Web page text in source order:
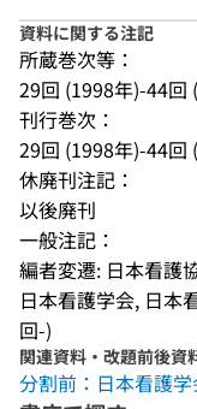
資料に関する注記
所蔵巻次等：
29回 (1998年)-44回
刊行巻次：
29回 (1998年)-44回
休廃刊注記：
以後廃刊
一般注記：
編者変遷: 日本看護
日本看護学会, 日本
回-)
関連資料・改題前後資
分割前：日本看護